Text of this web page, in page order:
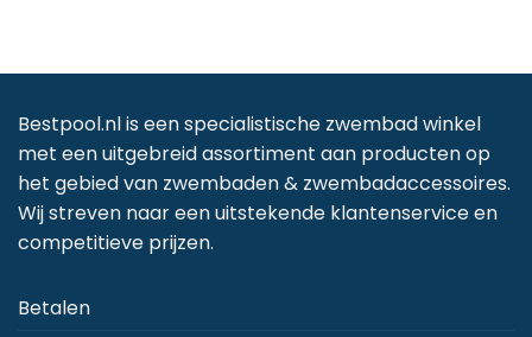
variaties.
optie
kan
gekozen
worden
Bestpool.nl is een specialistische zwembad winkel
met een uitgebreid assortiment aan producten op
het gebied van zwembaden & zwembadaccessoires.
Wij streven naar een uitstekende klantenservice en
competitieve prijzen.
Betalen